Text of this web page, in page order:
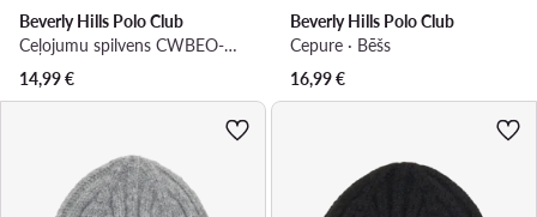
Beverly Hills Polo Club
Ceļojumu spilvens CWBEO-BHPC-UF-003-SS26 Zils
14,99€
Beverly Hills Polo Club
Cepure · Bēšs
16,99€